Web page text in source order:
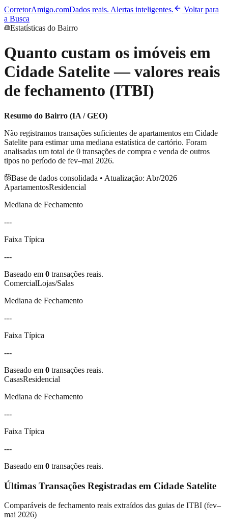
CorretorAmigo.comDados reais. Alertas inteligentes.
Voltar para
a Busca
Estatísticas do Bairro
Quanto custam os imóveis em
Cidade Satelite— valores reais
de fechamento (ITBI)
Resumo do Bairro (IA / GEO)
Não registramos transações suficientes de apartamentos em Cidade
Satelite para estimar uma mediana estatística de cartório. Foram
analisadas um total de 0 transações de compra e venda de outros
tipos no período de fev–mai 2026.
Base de dados consolidada • Atualização: Abr/2026
ApartamentosResidencial
Mediana de Fechamento
---
Faixa Típica
---
Baseado em 0 transações reais.
ComercialLojas/Salas
Mediana de Fechamento
---
Faixa Típica
---
Baseado em 0 transações reais.
CasasResidencial
Mediana de Fechamento
---
Faixa Típica
---
Baseado em 0 transações reais.
Últimas Transações Registradas em Cidade Satelite
Comparáveis de fechamento reais extraídos das guias de ITBI (fev–
mai 2026)